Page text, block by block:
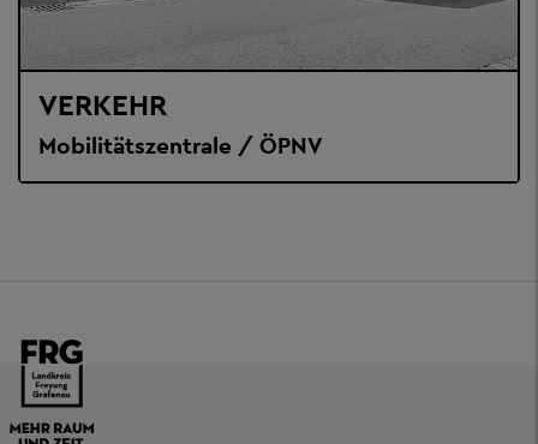
VERKEHR
Mobilitätszentrale / ÖPNV